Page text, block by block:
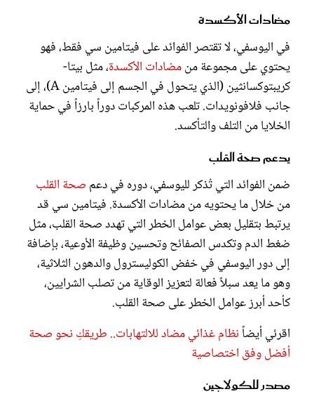
مضادات الأكسدة
في اليوسفي، لا تقتصر الفوائد على فيتامين سي فقط، فهو
يحتوي على مجموعة منمضادات الأكسدة، مثل بيتا-
كريبتوكسانثين (الذي يتحول في الجسم إلى فيتامين A)، إلى
جانب فلافونويدات. تلعب هذه المركبات دوراً بارزاً في حماية
الخلايا من التلف والتأكسد.
يدعم صحة القلب
ضمن الفوائد التي تُذكر لليوسفي، دوره في دعم صحة القلب
من خلال ما يحتويه من مضادات الأكسدة. فيتامين سي قد
يرتبط بتقليل بعض عوامل الخطر التي تهدد صحة القلب، مثل
ضغط الدم وتكدس الصفائح وتحسين وظيفة الأوعية، بإضافة
إلى دور اليوسفي في خفض الكوليسترول والدهون الثلاثية،
وهو ما يعد سبلاً فعالة لتعزيز الوقاية من تصلب الشرايين،
كأحد أبرز عوامل الخطر على صحة القلب.
اقرئي أيضاًنظام غذائي مضاد للالتهابات.. طريقكِ نحو صحة
أفضل وفق اختصاصية
مصدر للكولاجين